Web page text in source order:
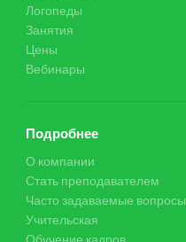
Логопеды
Занятия
Цены
Вебинары
Подробнее
О компании
Стать преподавателем
Часто задаваемые вопросы
Учительская
Обучение кадров